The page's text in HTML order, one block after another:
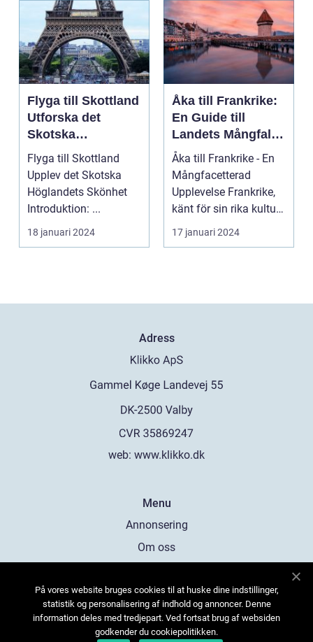
Flyga till Skottland
Utforska det
Skotska
Höglandets
Skönhet
Flyga till Skottland
Upplev det Skotska
Höglandets Skönhet
Introduktion: ...
18 januari 2024
Åka till Frankrike:
En Guide till
Landets Mångfald
och Attraktioner
Åka till Frankrike - En
Mångfacetterad
Upplevelse Frankrike,
känt för sin rika kultur,
historiska a...
17 januari 2024
Adress
web: www.klikko.dk
Menu
Annonsering
Om oss
Kontakta oss
Sitemap
På vores website bruges cookies til at huske dine indstillinger,
statistik og personalisering af indhold og annoncer. Denne
information deles med tredjepart. Ved fortsat brug af websiden
godkender du cookiepolitikken.